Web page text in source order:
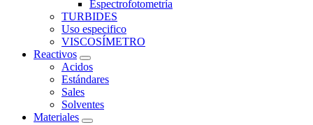
Espectrofotometría
TURBIDES
Uso especifico
VISCOSÍMETRO
Reactivos
Acidos
Estándares
Sales
Solventes
Materiales